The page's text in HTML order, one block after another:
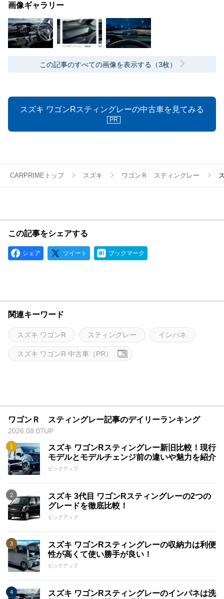
画像ギャラリー
この記事のすべての画像を表示する（3枚）
スズキ ワゴンRスティングレーの中古車を見てみる
PR
CARPRIMEトップ スズキ ワゴンＲ スティングレー
この記事をシェアする
シェア ツイート ブックマーク
関連キーワード
スズキ ワゴンR スティングレー インパネ
スズキ ワゴンR 中古車（PR）
ワゴンＲ スティングレー記事のデイリーランキング
2026.08.07UP
スズキ ワゴンRスティングレー新旧比較！現行
モデルとモデルチェンジ前の違いや魅力を紹介
ピックアップ
スズキ 3代目 ワゴンRスティングレーの2つの
グレードを徹底比較！
ピックアップ
スズキ ワゴンRスティングレーの収納力は利便
性が高くて使い勝手が良い！
ピックアップ
スズキ ワゴンRスティングレーのインパネは洗